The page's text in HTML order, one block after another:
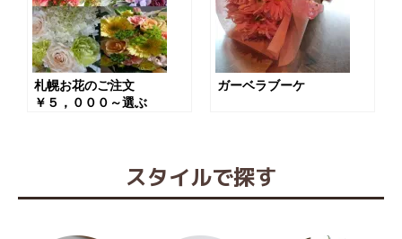
札幌お花のご注文
￥５，０００～選ぶ
ガーベラブーケ
スタイルで探す